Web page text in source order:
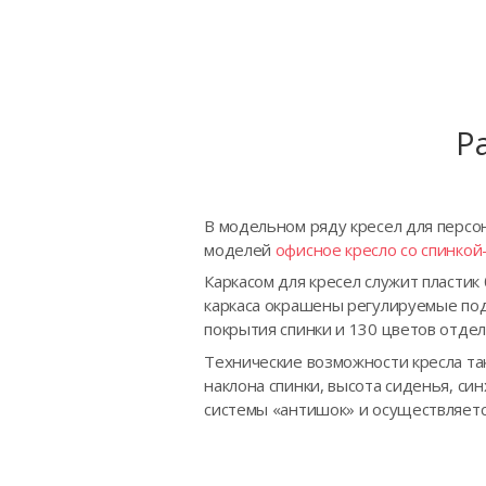
В модельном ряду кресел для
моделей офисное кресло со
Каркасом для кресел служит
каркаса окрашены регулируемые
покрытия спинки и 130 цветов
Технические возможности кресла
наклона спинки, высота сиденья,
системы «антишок» и